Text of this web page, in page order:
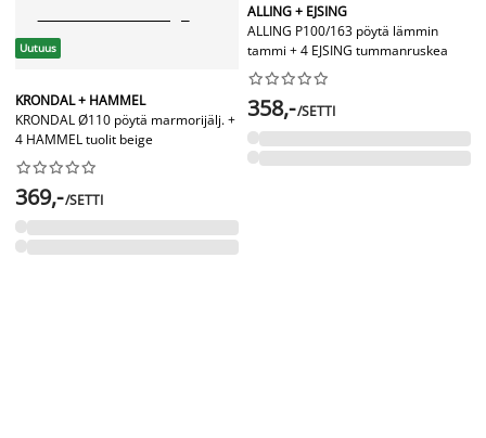
Uutuus
KRONDAL + HAMMEL
KRONDAL Ø110 pöytä marmorijälj. +
4 HAMMEL tuolit beige






369,-/SETTI
ALLING + EJSING
ALLING P100/163 pöytä lämmin
tammi + 4 EJSING tummanruskea






358,-/SETTI